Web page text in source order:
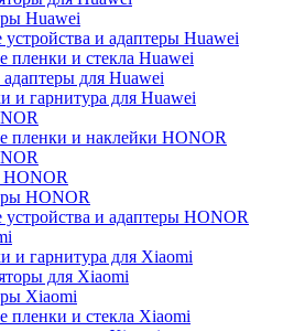
Huawei
устройства и адаптеры Huawei
пленки и стекла Huawei
для Huawei
и гарнитура для Huawei
пленки и наклейки HONOR
HONOR
устройства и адаптеры HONOR
и гарнитура для Xiaomi
для Xiaomi
Xiaomi
пленки и стекла Xiaomi